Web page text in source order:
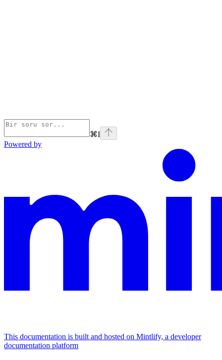
⌘I
Powered by
This documentation is built and hosted on Mintlify, a developer
documentation platform